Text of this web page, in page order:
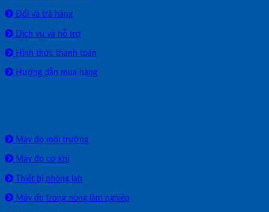
Đổi và trả hàng
Dịch vụ và hỗ trợ
Hình thức thanh toán
Hướng dẫn mua hàng
Máy đo môi trường
Máy đo cơ khí
Thiết bị phòng lab
Máy đo trong nông lâm nghiệp